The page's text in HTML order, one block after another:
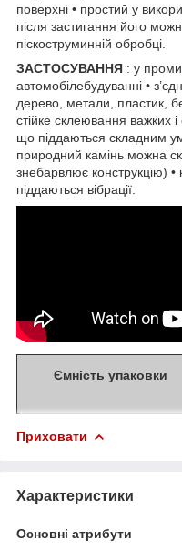
поверхні • простий у
після застигання його
піскоструминній обробці.
ЗАСТОСУВАННЯ : у
автомобілебудуванні •
дерево, метали, пластик,
стійке склеювання важких
що піддаються складним
природний камінь можна
знебарвлює конструкцію)
піддаються вібрації.
Ємність упаковки
Приховати
Характеристики
Основні атрибути